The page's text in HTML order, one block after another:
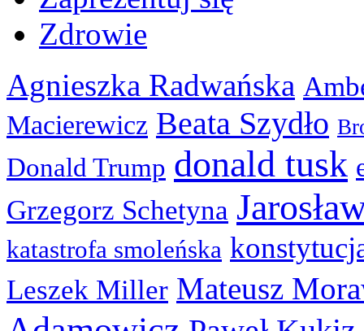
Zdrowie
Agnieszka Radwańska
Macierewicz Beata Szydło
Donald Trump donald tusk
Grzegorz Schetyna
katastrofa smoleńska
Leszek Miller Mateusz